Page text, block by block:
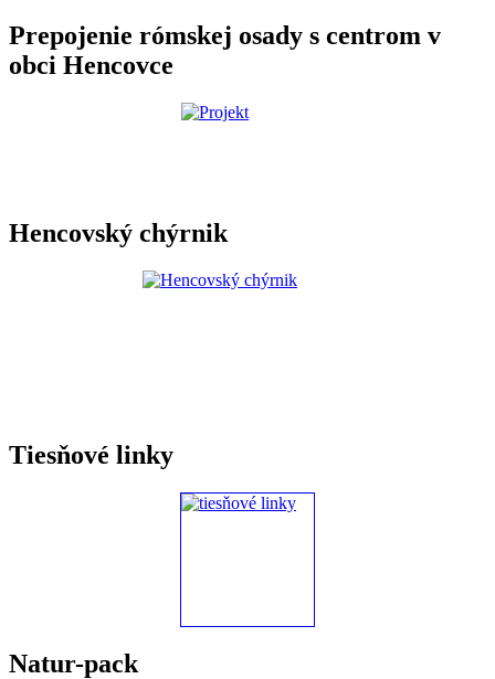
Prepojenie rómskej osady s centrom v
obci Hencovce
Hencovský chýrnik
Tiesňové linky
Natur-pack